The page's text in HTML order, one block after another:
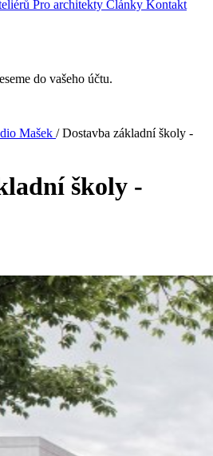
Pro architekty Články Kontakt
do vašeho účtu.
Mašek / Dostavba základní školy -
školy -